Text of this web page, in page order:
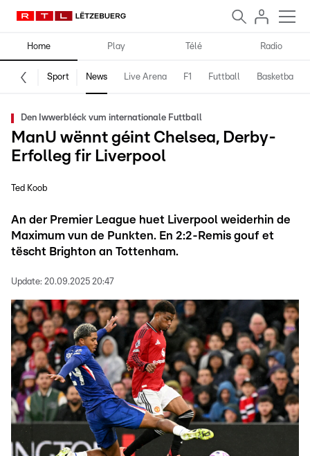
Home Play Télé Radio
Sport News Live Arena F1 Futtball Basketball
Den Iwwerbléck vum internationale Futtball
ManU wënnt géint Chelsea, Derby-
Erfolleg fir Liverpool
Ted Koob
An der Premier League huet Liverpool weiderhin de
Maximum vun de Punkten. En 2:2-Remis gouf et
tëscht Brighton an Tottenham.
Update: 20.09.2025 20:47